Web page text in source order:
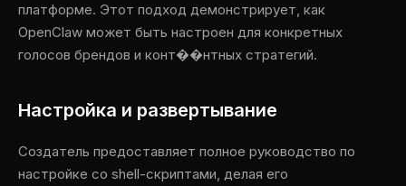
платформе. Этот подход демонстрирует, как
OpenClaw может быть настроен для конкретных
голосов брендов и конт��нтных стратегий.
Настройка и развертывание
Создатель предоставляет полное руководство по
настройке со shell-скриптами, делая его